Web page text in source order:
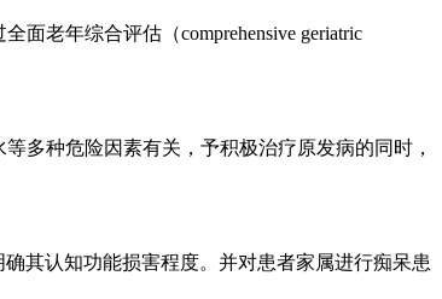
老年综合评估（comprehensive geriatric
多种危险因素有关，予积极治疗原发病的同时，
其认知功能损害程度。并对患者家属进行痴呆患